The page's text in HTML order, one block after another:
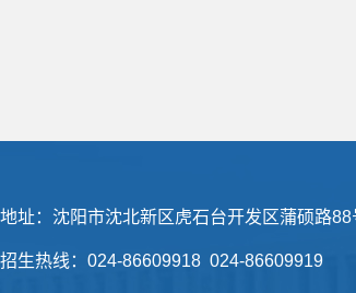
地址：沈阳市沈北新区虎石台开发区蒲硕路
招生热线：024-86609918 024-86609919